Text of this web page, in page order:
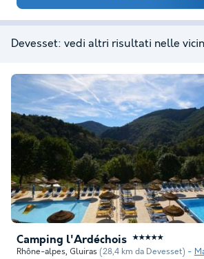
Devesset: vedi altri risultati nelle
Camping l'Ardéchois ★★★★★
Rhône-alpes, Gluiras (28,4 km da Devesset)